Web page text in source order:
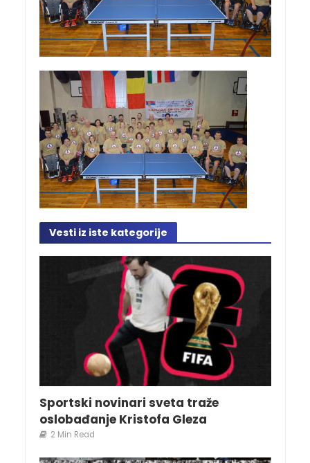
Vesti iz iste kategorije
Sportski novinari sveta traže
oslobađanje Kristofa Gleza
2 Min Read